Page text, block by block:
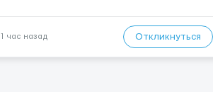
Выполнение малярных работ (шпатлевка,
грунтовка, покраска); - Штукатурные работы ...
1 час назад Откликнуться